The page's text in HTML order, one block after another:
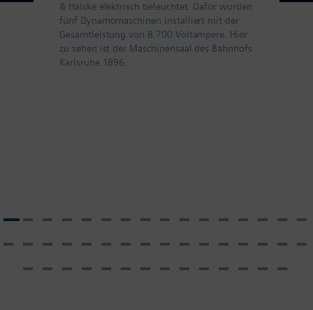
& Halske elektrisch beleuchtet. Dafür wurden
fünf Dynamomaschinen installiert mit der
Gesamtleistung von 8.700 Voltampere. Hier
zu sehen ist der Maschinensaal des Bahnhofs
Karlsruhe 1896.